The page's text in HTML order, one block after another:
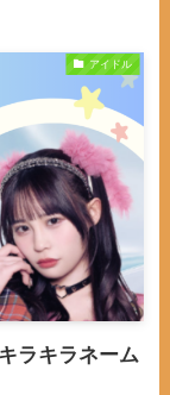
アイドル
ラキラネーム